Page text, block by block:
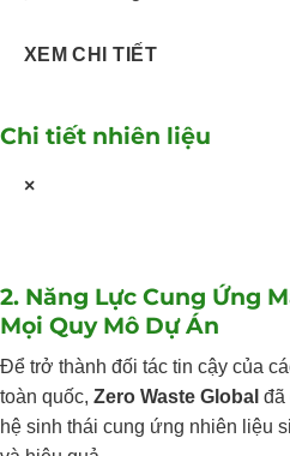
XEM CHI TIẾT
Chi tiết nhiên liệu
×
2. Năng Lực Cung Ứng
Mọi Quy Mô Dự Án
Để trở thành đối tác tin cậy của
toàn quốc, Zero Waste Global đã
hệ sinh thái cung ứng nhiên liệu